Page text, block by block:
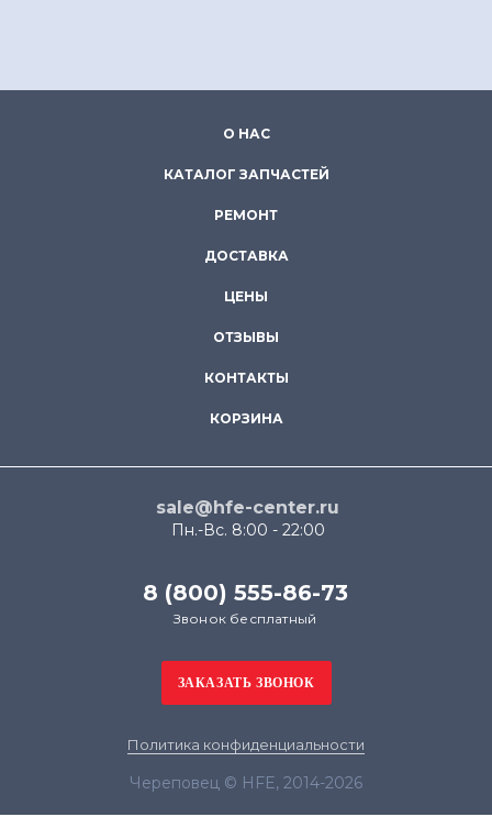
О НАС
КАТАЛОГ ЗАПЧАСТЕЙ
РЕМОНТ
ДОСТАВКА
ЦЕНЫ
ОТЗЫВЫ
КОНТАКТЫ
КОРЗИНА
sale@hfe-center.ru
Пн.-Вс. 8:00 - 22:00
8 (800) 555-86-73
Звонок бесплатный
Политика конфиденциальности
Череповец © HFE, 2014-2026